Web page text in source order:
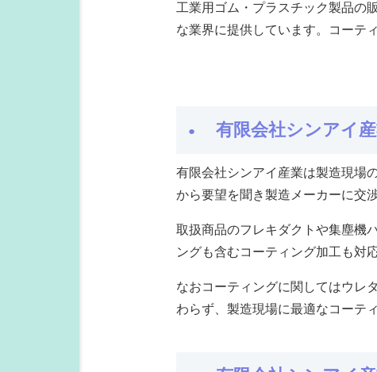
工業用ゴム・プラスチック製品の
な業界に提供しています。コーテ
有限会社シンアイ
有限会社シンアイ産業は製造現場
から要望を聞き製造メーカーに交
取扱商品のフレキダクトや集塵機
ングも含むコーティング加工も対
なおコーティングに関してはウレ
わらず、製造現場に最適なコーテ